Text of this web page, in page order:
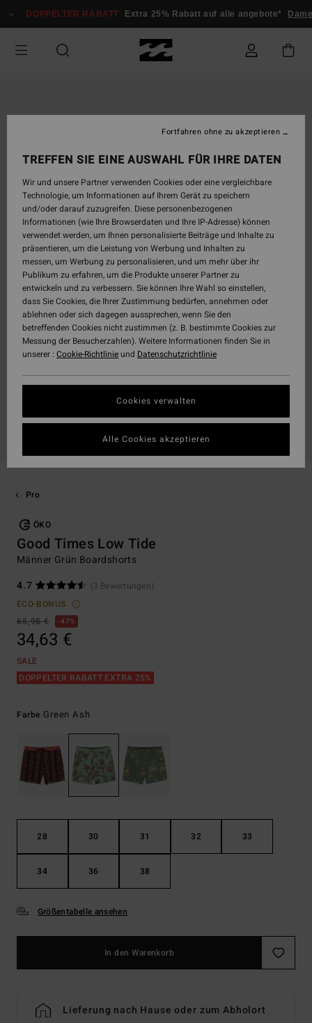
zur
springen
DOPPELTER RABATT Extra 25% Rabatt auf alle angebote* Damen
Pro
ÖKO
Good Times Low Tide
Männer Grün Boardshorts
4.7
(3 Bewertungen)
ECO-BONUS
65,95 €
47%
34,63 €
SALE
DOPPELTER RABATT EXTRA 25%
Farbe Green Ash
28 30 31 32 33
34 36 38
Größentabelle ansehen
In den Warenkorb
Lieferung nach Hause oder zum Abholort
TREFFEN SIE EINE AUSWAHL FÜR IHRE DATEN
Wir und unsere Partner verwenden Cookies oder eine vergleichbare
Technologie, um Informationen auf Ihrem Gerät zu speichern
und/oder darauf zuzugreifen. Diese personenbezogenen
Informationen (wie Ihre Browserdaten und Ihre IP-Adresse) können
verwendet werden, um Ihnen personalisierte Beiträge und Inhalte zu
präsentieren, um die Leistung von Werbung und Inhalten zu
messen, um Werbung zu personalisieren, und um mehr über ihr
Publikum zu erfahren, um die Produkte unserer Partner zu
entwickeln und zu verbessern. Sie können Ihre Wahl so einstellen,
dass Sie Cookies, die Ihrer Zustimmung bedürfen, annehmen oder
ablehnen oder sich dagegen aussprechen, wenn Sie den
betreffenden Cookies nicht zustimmen (z. B. bestimmte Cookies zur
Messung der Besucherzahlen). Weitere Informationen finden Sie in
unserer : Cookie-Richtlinieund Datenschutzrichtlinie
Cookies verwalten
Fortfahren ohne zu akzeptieren
Alle Cookies akzeptieren